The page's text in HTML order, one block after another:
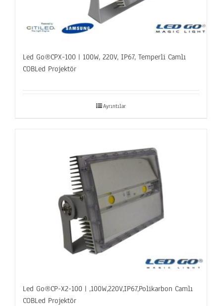
Led Go®CPX-100 | 100W, 220V, IP67, Temperli Camlı
COBLed Projektör
Ayrıntılar
Led Go®CP-X2-100 | ,100W,220V,IP67,Polikarbon Camlı
COBLed Projektör